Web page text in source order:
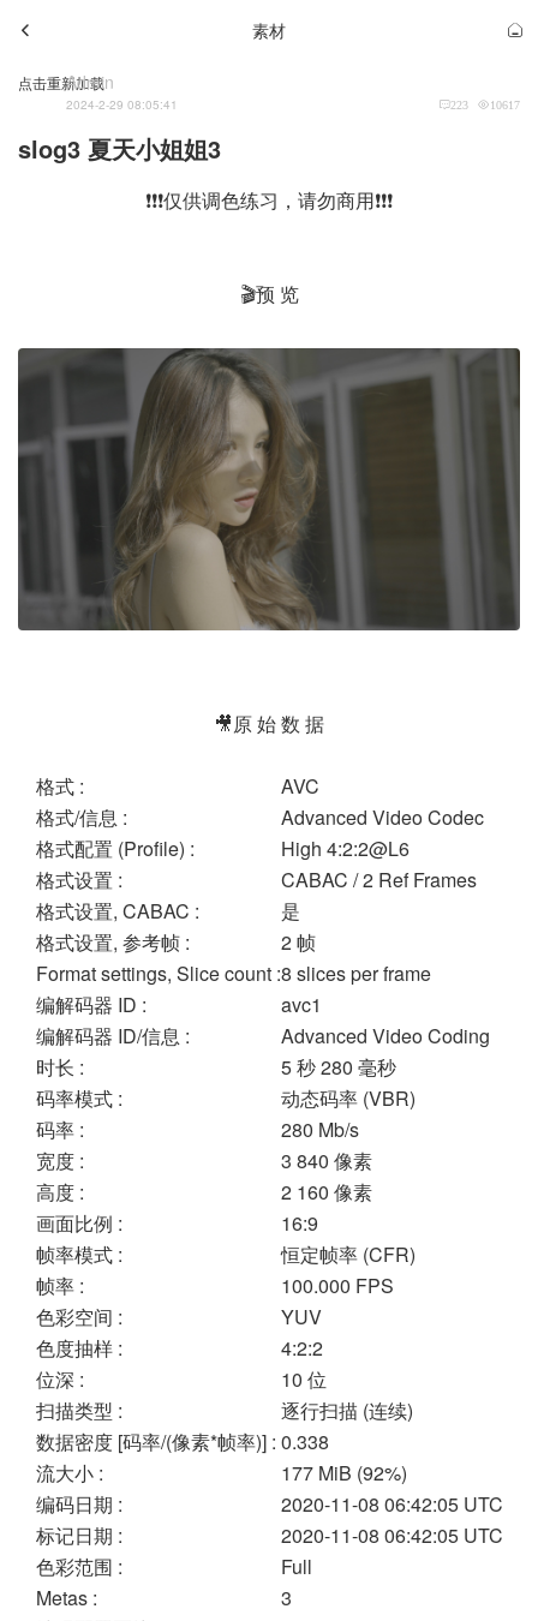
素材
点击重新加载
Admin
2024-2-29 08:05:41 223 10617
slog3 夏天小姐姐3
❗❗❗仅供调色练习，请勿商用❗❗❗
🎬预 览
🎥原 始 数 据
格式 :
AVC
格式/信息 :
Advanced Video Codec
格式配置 (Profile) :
High 4:2:2@L6
格式设置 :
CABAC / 2 Ref Frames
格式设置, CABAC :
是
格式设置, 参考帧 :
2 帧
Format settings, Slice count :8 slices per frame
编解码器 ID :
avc1
编解码器 ID/信息 :
Advanced Video Coding
时长 :
5 秒 280 毫秒
码率模式 :
动态码率 (VBR)
码率 :
280 Mb/s
宽度 :
3 840 像素
高度 :
2 160 像素
画面比例 :
16:9
帧率模式 :
恒定帧率 (CFR)
帧率 :
100.000 FPS
色彩空间 :
YUV
色度抽样 :
4:2:2
位深 :
10 位
扫描类型 :
逐行扫描 (连续)
数据密度 [码率/(像素*帧率)] : 0.338
流大小 :
177 MiB (92%)
编码日期 :
2020-11-08 06:42:05 UTC
标记日期 :
2020-11-08 06:42:05 UTC
色彩范围 :
Full
Metas :
3